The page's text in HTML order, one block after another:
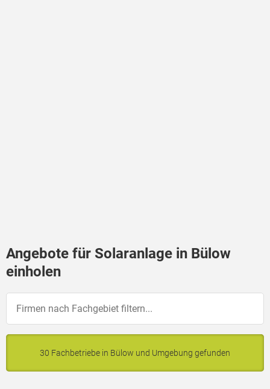
Angebote für Solaranlage in Bülow
einholen
30 Fachbetriebe in Bülow und Umgebung gefunden